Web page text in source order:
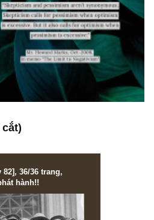
cả mọi người đều biết
có thể là một món hời
Marks